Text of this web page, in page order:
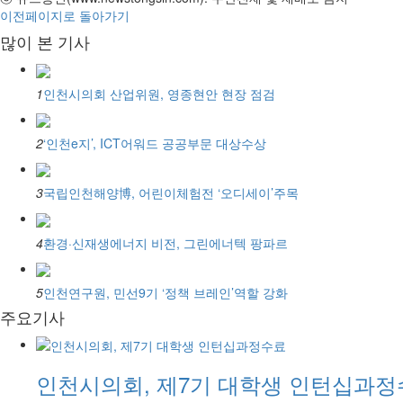
이전페이지로 돌아가기
많이 본 기사
1인천시의회 산업위원, 영종현안 현장 점검
2‘인천e지’, ICT어워드 공공부문 대상수상
3국립인천해양博, 어린이체험전 ‘오디세이’주목
4환경·신재생에너지 비전, 그린에너텍 팡파르
5인천연구원, 민선9기 ‘정책 브레인’역할 강화
주요기사
인천시의회, 제7기 대학생 인턴십과